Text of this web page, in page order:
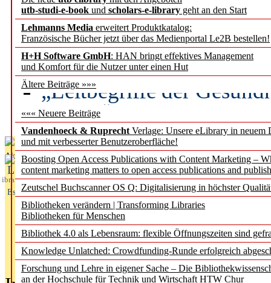
utb-studi-e-book und scholars-e-library geht an den Start
Lehmanns Media erweitert Produktkatalog:
Französische Bücher jetzt über das Medienportal Le2B bestellen!
H+H Software GmbH: HAN bringt effektives Management
und Komfort für die Nutzer unter einen Hut
Ältere Beiträge »»»
««« Neuere Beiträge
Vandenhoeck & Ruprecht Verlage: Unsere eLibrary in neuem
und mit verbesserter Benutzeroberfläche!
Boosting Open Access Publications with Content Marketing –
content marketing matters to open access publications and
Zeutschel Buchscanner OS Q: Digitalisierung in höchster
Bibliotheken verändern | Transforming Libraries
Bibliotheken für Menschen
Bibliothek 4.0 als Lebensraum: flexible Öffnungszeiten sind
Knowledge Unlatched: Crowdfunding-Runde erfolgreich
Forschung und Lehre in eigener Sache – Die
an der Hochschule für Technik und Wirtschaft HTW Chur
Künstliche Intelligenz
besser zu verstehen
„Leitbegriffe der
des BIÖG erscheinen
Aktuelles aus
L
ibrary
Essentials